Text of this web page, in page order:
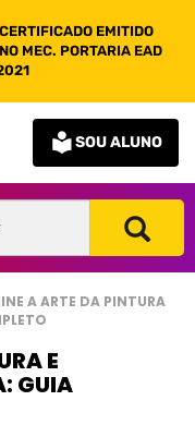
EMITIDO
MEC. PORTARIA EAD
SOU ALUNO
A ARTE DA PINTURA
E
GUIA